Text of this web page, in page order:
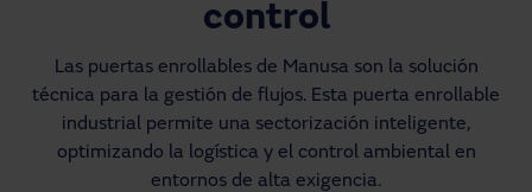
Blog
Sobre nosotros
control
Las puertas enrollables de Manusa son la solución
técnica para la gestión de flujos. Esta puerta enrollable
industrial permite una sectorización inteligente,
optimizando la logística y el control ambiental en
entornos de alta exigencia.